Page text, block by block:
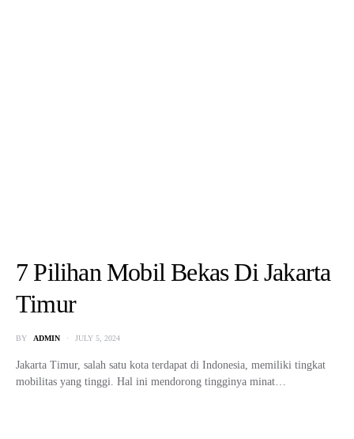
7 Pilihan Mobil Bekas Di Jakarta
Timur
BY ADMIN JULY 5, 2024
Jakarta Timur, salah satu kota terdapat di Indonesia, memiliki tingkat
mobilitas yang tinggi. Hal ini mendorong tingginya minat…